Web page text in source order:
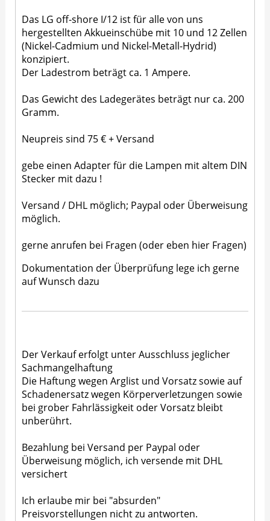
Das LG off-shore I/12 ist für alle von uns
hergestellten Akkueinschübe mit 10 und 12 Zellen
(Nickel-Cadmium und Nickel-Metall-Hydrid)
konzipiert.
Der Ladestrom beträgt ca. 1 Ampere.
Das Gewicht des Ladegerätes beträgt nur ca. 200
Gramm.
Neupreis sind 75 € + Versand
gebe einen Adapter für die Lampen mit altem DIN
Stecker mit dazu !
Versand / DHL möglich; Paypal oder Überweisung
möglich.
gerne anrufen bei Fragen (oder eben hier Fragen)
Dokumentation der Überprüfung lege ich gerne
auf Wunsch dazu
Der Verkauf erfolgt unter Ausschluss jeglicher
Sachmangelhaftung
Die Haftung wegen Arglist und Vorsatz sowie auf
Schadenersatz wegen Körperverletzungen sowie
bei grober Fahrlässig­keit oder Vorsatz bleibt
unberührt.
Bezahlung bei Versand per Paypal oder
Überweisung möglich, ich versende mit DHL
versichert
Ich erlaube mir bei "absurden"
Preisvorstellungen nicht zu antworten.